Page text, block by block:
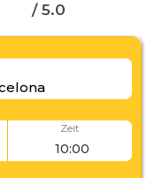
/ 5.0
Zeit